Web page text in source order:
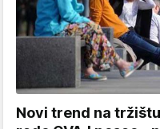
Novi trend na